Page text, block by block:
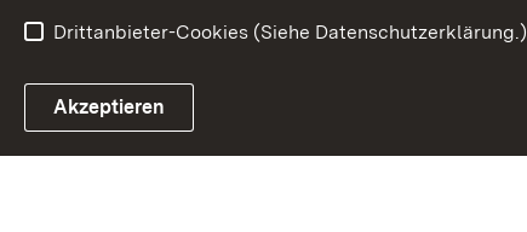
Drittanbieter-Cookies (Siehe Datenschutzerklärung.)
Akzeptieren